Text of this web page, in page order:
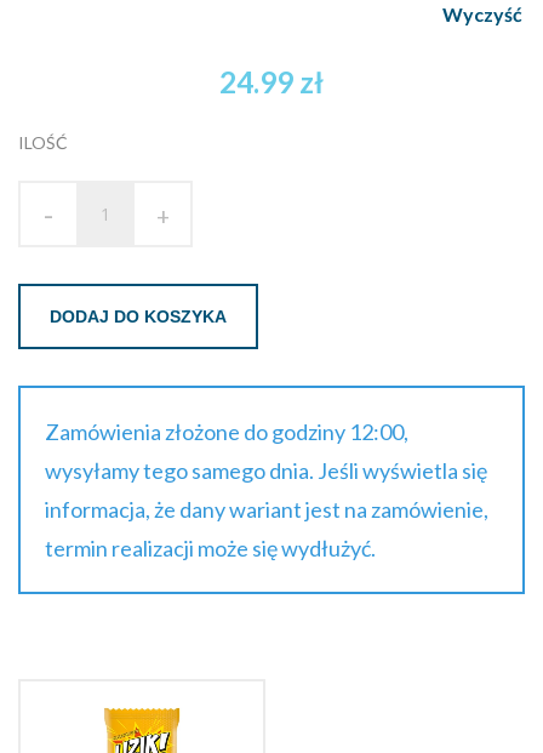
24.99 zł
Wyczyść
24.99 zł
ILOŚĆ
- +
DODAJ DO KOSZYKA
Zamówienia złożone do godziny 12:00,
wysyłamy tego samego dnia. Jeśli wyświetla się
informacja, że dany wariant jest na zamówienie,
termin realizacji może się wydłużyć.